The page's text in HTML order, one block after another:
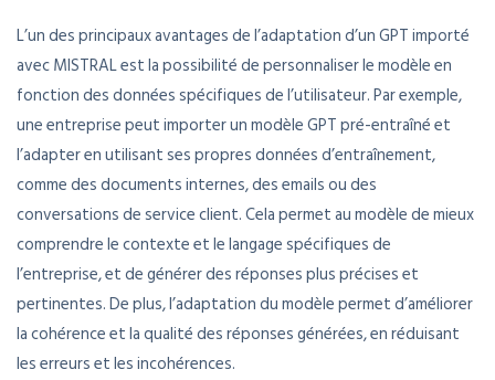
L’un des principaux avantages de l’adaptation d’un GPT importé
avec MISTRAL est la possibilité de personnaliser le modèle en
fonction des données spécifiques de l’utilisateur. Par exemple,
une entreprise peut importer un modèle GPT pré-entraîné et
l’adapter en utilisant ses propres données d’entraînement,
comme des documents internes, des emails ou des
conversations de service client. Cela permet au modèle de mieux
comprendre le contexte et le langage spécifiques de
l’entreprise, et de générer des réponses plus précises et
pertinentes. De plus, l’adaptation du modèle permet d’améliorer
la cohérence et la qualité des réponses générées, en réduisant
les erreurs et les incohérences.